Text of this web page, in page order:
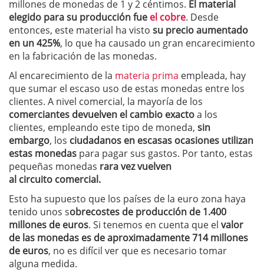
millones de monedas de 1 y 2 céntimos. El material
elegido para su producción fue el cobre. Desde
entonces, este material ha visto su precio aumentado
en un 425%, lo que ha causado un gran encarecimiento
en la fabricación de las monedas.
Al encarecimiento de la materia prima empleada, hay
que sumar el escaso uso de estas monedas entre los
clientes. A nivel comercial, la mayoría de los
comerciantes devuelven el cambio exactoa los
clientes, empleando este tipo de moneda, sin
embargo, los ciudadanos en escasas ocasiones utilizan
estas monedas para pagar sus gastos. Por tanto, estas
pequeñas monedas rara vez vuelven
al circuito comercial.
Esto ha supuesto que los países de la euro zona haya
tenido unos sobrecostes de producción de 1.400
millones de euros. Si tenemos en cuenta que el valor
de las monedas es de aproximadamente 714 millones
de euros, no es difícil ver que es necesario tomar
alguna medida.